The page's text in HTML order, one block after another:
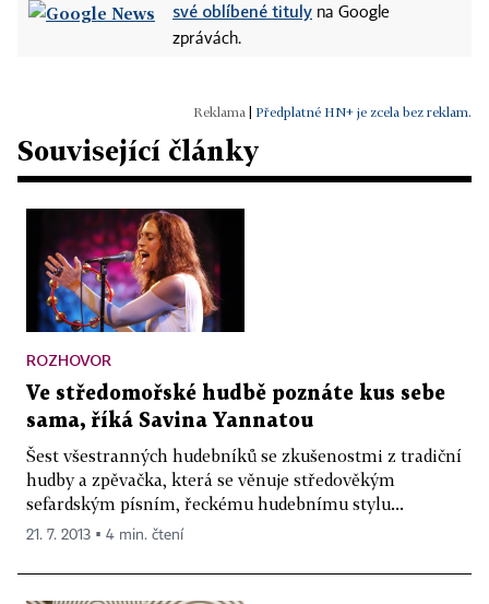
své oblíbené tituly na Google
zprávách.
Předplatné HN+ je zcela bez reklam.
Související články
ROZHOVOR
Ve středomořské hudbě poznáte kus sebe
sama, říká Savina Yannatou
Šest všestranných hudebníků se zkušenostmi z tradiční
hudby a zpěvačka, která se věnuje středověkým
sefardským písním, řeckému hudebnímu stylu...
21. 7. 2013 ▪ 4 min. čtení